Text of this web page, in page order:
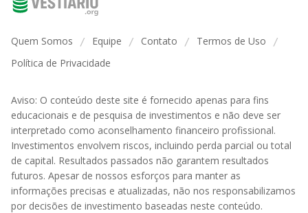
Quem Somos / Equipe / Contato / Termos de Uso /
Política de Privacidade
Aviso: O conteúdo deste site é fornecido apenas para fins
educacionais e de pesquisa de investimentos e não deve ser
interpretado como aconselhamento financeiro profissional.
Investimentos envolvem riscos, incluindo perda parcial ou total
de capital. Resultados passados não garantem resultados
futuros. Apesar de nossos esforços para manter as
informações precisas e atualizadas, não nos responsabilizamos
por decisões de investimento baseadas neste conteúdo.